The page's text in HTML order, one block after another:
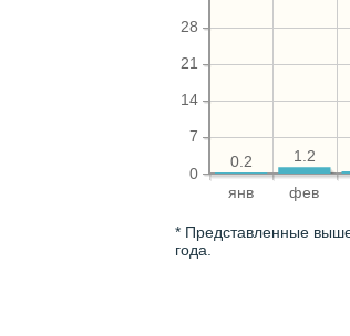
янв фев
0
7
14
21
28
1.2
0.2
* Представленные
года.